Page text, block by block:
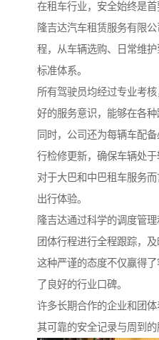
在租车行业，安全始终是首
隆吉达汽车租赁服务有限
程，从车辆选购、日常维
标准体系。
所有驾驶员均经过专业考
好的服务意识，能够在各种
同时，公司还为每辆车配
行检修更新，确保车辆处于
对于大巴和中巴租车服务
出行体验。
隆吉达通过科学的调度管
团体行程进行全程跟踪，及
这种严谨的态度不仅赢得
了良好的行业口碑。
许多长期合作的企业和团
其可靠的安全记录与周到的